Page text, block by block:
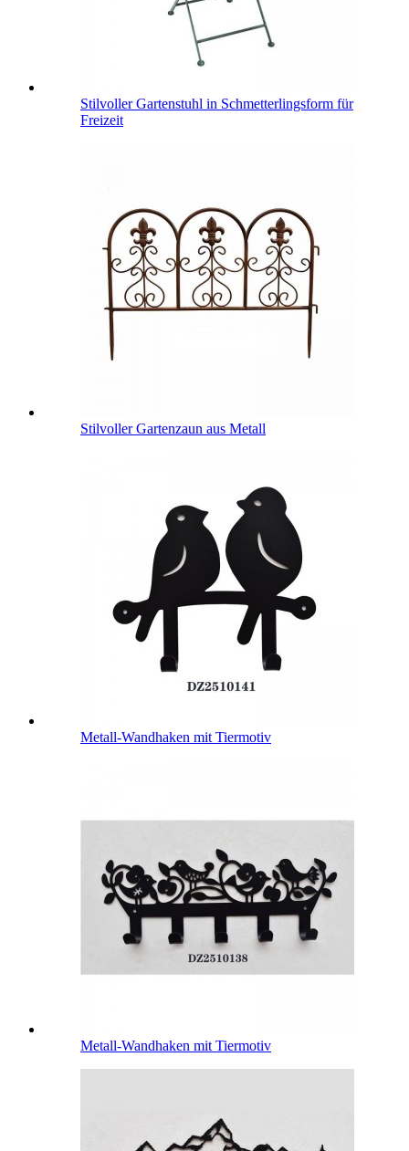
Stilvoller Gartenstuhl in Schmetterlingsform für
Freizeit
Stilvoller Gartenzaun aus Metall
Metall-Wandhaken mit Tiermotiv
Metall-Wandhaken mit Tiermotiv